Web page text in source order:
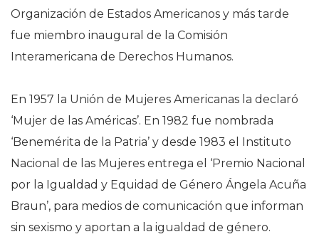
Organización de Estados Americanos y más tarde
fue miembro inaugural de la Comisión
Interamericana de Derechos Humanos.
En 1957 la Unión de Mujeres Americanas la declaró
‘Mujer de las Américas’. En 1982 fue nombrada
‘Benemérita de la Patria’ y desde 1983 el Instituto
Nacional de las Mujeres entrega el ‘Premio Nacional
por la Igualdad y Equidad de Género Ángela Acuña
Braun’, para medios de comunicación que informan
sin sexismo y aportan a la igualdad de género.